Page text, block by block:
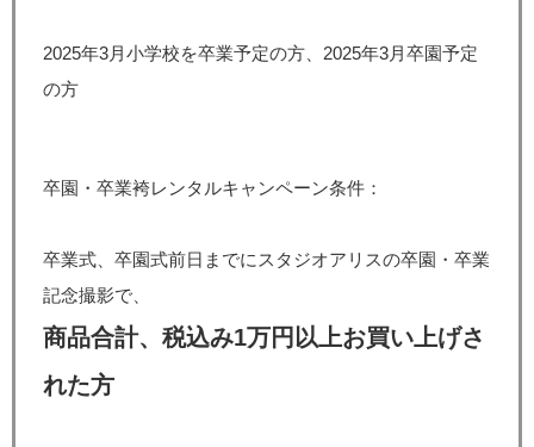
2025年3月小学校を卒業予定の方、2025年3月卒園予定
の方
卒園・卒業袴レンタルキャンペーン条件：
卒業式、卒園式前日までにスタジオアリスの卒園・卒業
記念撮影で、
商品合計、税込み1万円以上お買い上げさ
れた方